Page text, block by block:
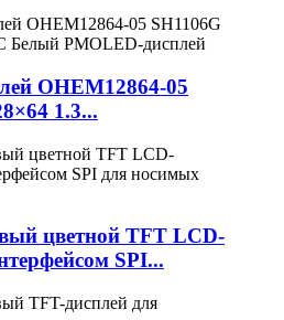
OHEM12864-05
1.3...
цветной TFT LCD-
SPI...